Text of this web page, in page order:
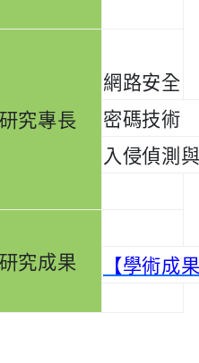
研究專長
網路安全
密碼技術
入侵偵測
研究成果 【學術成果